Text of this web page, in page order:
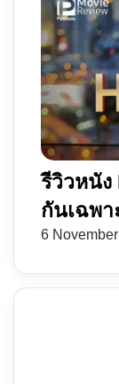
รีวิวหนัง
กันเฉพ
6